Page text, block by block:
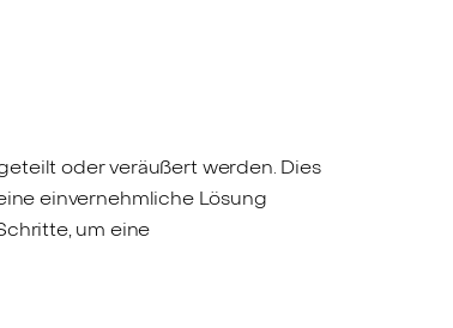
oder veräußert werden. Dies
einvernehmliche Lösung
um eine